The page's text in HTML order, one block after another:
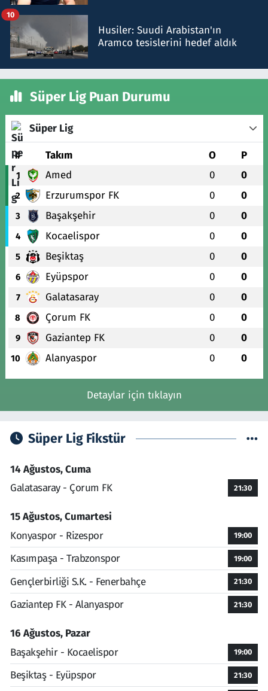
Husiler: Suudi Arabistan'ın
Aramco tesislerini hedef aldık
10
Süper Lig Puan Durumu
Süper Lig
# Takım O P
1 Amed 0 0
2 Erzurumspor FK 0 0
3 Başakşehir 0 0
4 Kocaelispor 0 0
5 Beşiktaş 0 0
6 Eyüpspor 0 0
7 Galatasaray 0 0
8 Çorum FK 0 0
9 Gaziantep FK 0 0
10 Alanyaspor 0 0
Detaylar için tıklayın
Süper Lig Fikstür
14 Ağustos, Cuma
Galatasaray - Çorum FK
21:30
15 Ağustos, Cumartesi
Konyaspor - Rizespor
19:00
Kasımpaşa - Trabzonspor 19:00
Gençlerbirliği S.K. - Fenerbahçe 21:30
Gaziantep FK - Alanyaspor 21:30
16 Ağustos, Pazar
Başakşehir - Kocaelispor
19:00
Beşiktaş - Eyüpspor 21:30